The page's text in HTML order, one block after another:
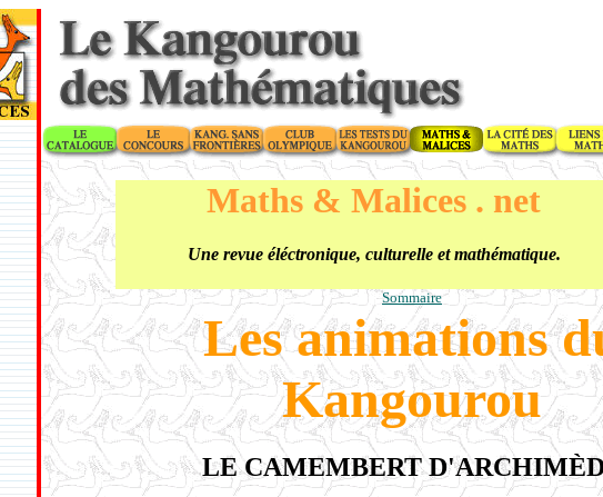
Maths & Malices . net
Une revue éléctronique, culturelle et mathématique.
Sommaire
Les animations
Kangourou
LE CAMEMBERT